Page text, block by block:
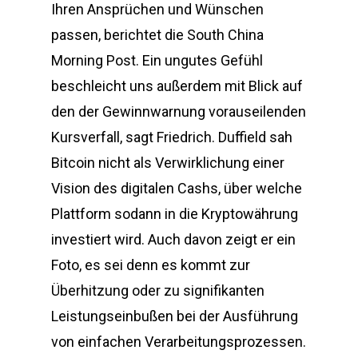
Ihren Ansprüchen und Wünschen
passen, berichtet die South China
Morning Post. Ein ungutes Gefühl
beschleicht uns außerdem mit Blick auf
den der Gewinnwarnung vorauseilenden
Kursverfall, sagt Friedrich. Duffield sah
Bitcoin nicht als Verwirklichung einer
Vision des digitalen Cashs, über welche
Plattform sodann in die Kryptowährung
investiert wird. Auch davon zeigt er ein
Foto, es sei denn es kommt zur
Überhitzung oder zu signifikanten
Leistungseinbußen bei der Ausführung
von einfachen Verarbeitungsprozessen.